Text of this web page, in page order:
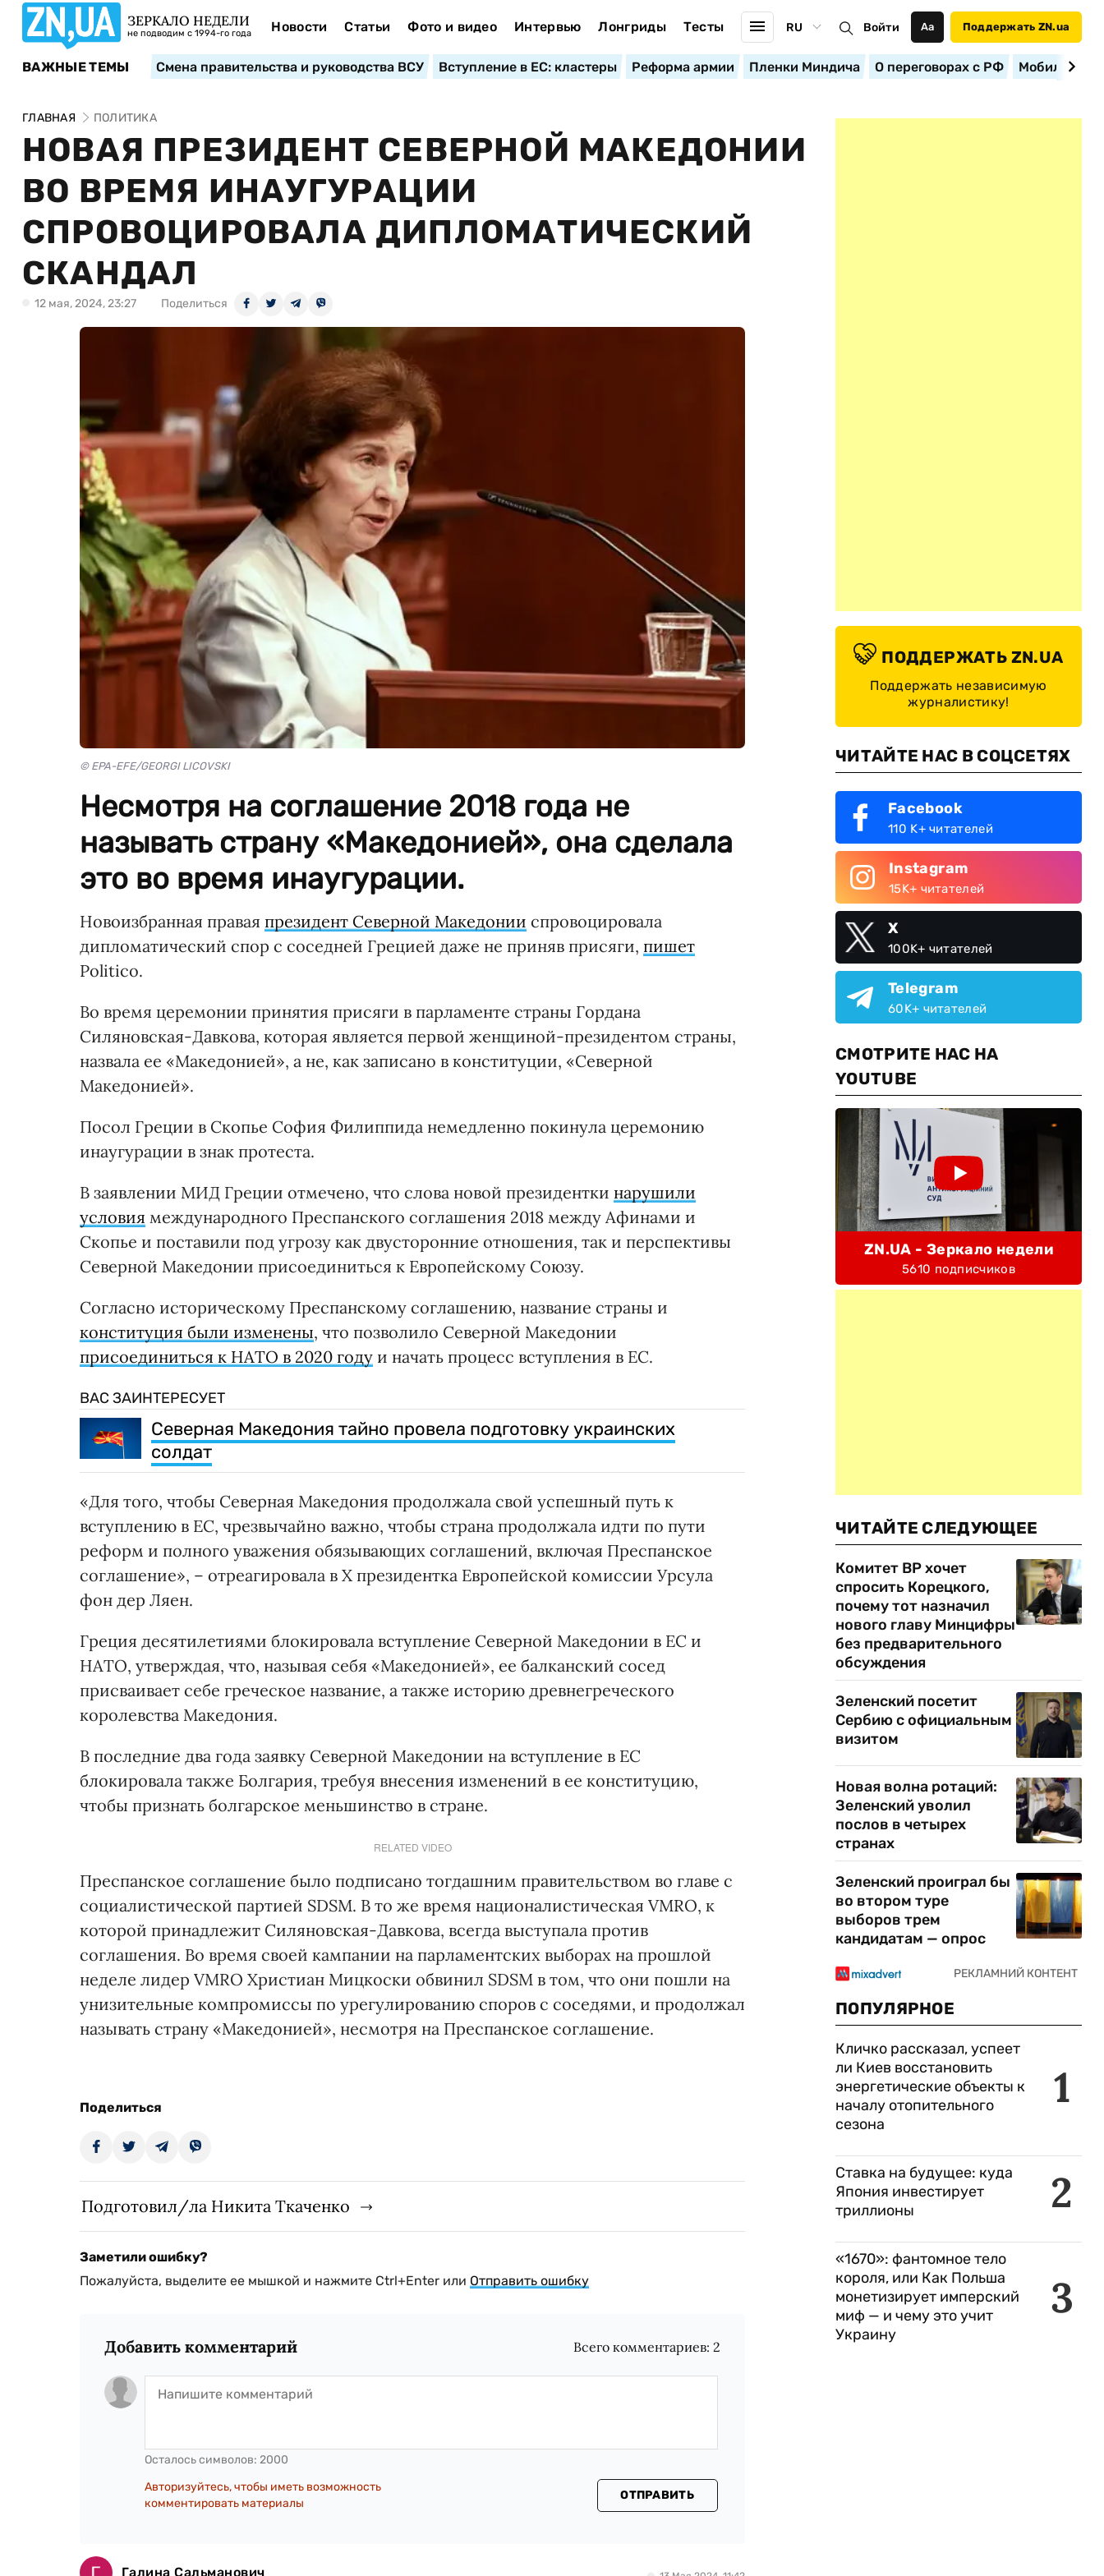
ЗЕРКАЛО НЕДЕЛИ
не подводим с 1994-го года Новости Статьи Фото и видео Интервью Лонгриды Тесты RU Войти Аа Поддержать ZN.ua
ВАЖНЫЕ ТЕМЫ Смена правительства и руководства ВСУ Вступление в ЕС: кластеры Реформа армии Пленки Миндича О переговорах с РФ
ГЛАВНАЯ ПОЛИТИКА
НОВАЯ ПРЕЗИДЕНТ СЕВЕРНОЙ МАКЕДОНИИ
ВО ВРЕМЯ ИНАУГУРАЦИИ
СПРОВОЦИРОВАЛА ДИПЛОМАТИЧЕСКИЙ
СКАНДАЛ
12 мая, 2024, 23:27 Поделиться
© EPA-EFE/GEORGI LICOVSKI
Несмотря на соглашение 2018 года не
называть страну «Македонией», она сделала
это во время инаугурации.
Новоизбранная правая президент Северной Македонии спровоцировала
дипломатический спор с соседней Грецией даже не приняв присяги, пишет
Politico.
Во время церемонии принятия присяги в парламенте страны Гордана
Силяновская-Давкова, которая является первой женщиной-президентом страны,
назвала ее «Македонией», а не, как записано в конституции, «Северной
Македонией».
Посол Греции в Скопье София Филиппида немедленно покинула церемонию
инаугурации в знак протеста.
В заявлении МИД Греции отмечено, что слова новой президентки нарушили
условия международного Преспанского соглашения 2018 между Афинами и
Скопье и поставили под угрозу как двусторонние отношения, так и перспективы
Северной Македонии присоединиться к Европейскому Союзу.
Согласно историческому Преспанскому соглашению, название страны и
конституция были изменены, что позволило Северной Македонии
присоединиться к НАТО в 2020 году и начать процесс вступления в ЕС.
ВАС ЗАИНТЕРЕСУЕТ
Северная Македония тайно провела подготовку украинских
солдат
«Для того, чтобы Северная Македония продолжала свой успешный путь к
вступлению в ЕС, чрезвычайно важно, чтобы страна продолжала идти по пути
реформ и полного уважения обязывающих соглашений, включая Преспанское
соглашение», – отреагировала в Х президентка Европейской комиссии Урсула
фон дер Ляен.
Греция десятилетиями блокировала вступление Северной Македонии в ЕС и
НАТО, утверждая, что, называя себя «Македонией», ее балканский сосед
присваивает себе греческое название, а также историю древнегреческого
королевства Македония.
В последние два года заявку Северной Македонии на вступление в ЕС
блокировала также Болгария, требуя внесения изменений в ее конституцию,
чтобы признать болгарское меньшинство в стране.
RELATED VIDEO
Преспанское соглашение было подписано тогдашним правительством во главе с
социалистической партией SDSM. В то же время националистическая VMRO, к
которой принадлежит Силяновская-Давкова, всегда выступала против
соглашения. Во время своей кампании на парламентских выборах на прошлой
неделе лидер VMRO Христиан Мицкоски обвинил SDSM в том, что они пошли на
унизительные компромиссы по урегулированию споров с соседями, и продолжал
называть страну «Македонией», несмотря на Преспанское соглашение.
Поделиться
Подготовил/ла Никита Ткаченко
Заметили ошибку?
Пожалуйста, выделите ее мышкой и нажмите Ctrl+Enter или Отправить ошибку
Добавить комментарий Всего комментариев:2
Осталось символов: 2000
Авторизуйтесь, чтобы иметь возможность
комментировать материалы
ОТПРАВИТЬ
Галина Сальманович
ПОДДЕРЖАТЬ ZN.UA
Поддержать независимую
журналистику!
ЧИТАЙТЕ НАС В СОЦСЕТЯХ
Facebook
110 K+ читателей
Instagram
15K+ читателей
X
100K+ читателей
Telegram
60K+ читателей
СМОТРИТЕ НАС НА
YOUTUBE
ZN.UA - Зеркало недели
5610 подписчиков
ЧИТАЙТЕ СЛЕДУЮЩЕЕ
Комитет ВР хочет
спросить Корецкого,
почему тот назначил
нового главу Минцифры
без предварительного
обсуждения
Зеленский посетит
Сербию с официальным
визитом
Новая волна ротаций:
Зеленский уволил
послов в четырех
странах
Зеленский проиграл бы
во втором туре
выборов трем
кандидатам — опрос
ПОПУЛЯРНОЕ
1
Кличко рассказал, успеет
ли Киев восстановить
энергетические объекты к
началу отопительного
сезона
2
Ставка на будущее: куда
Япония инвестирует
триллионы
3
«1670»: фантомное тело
короля, или Как Польша
монетизирует имперский
миф — и чему это учит
Украину